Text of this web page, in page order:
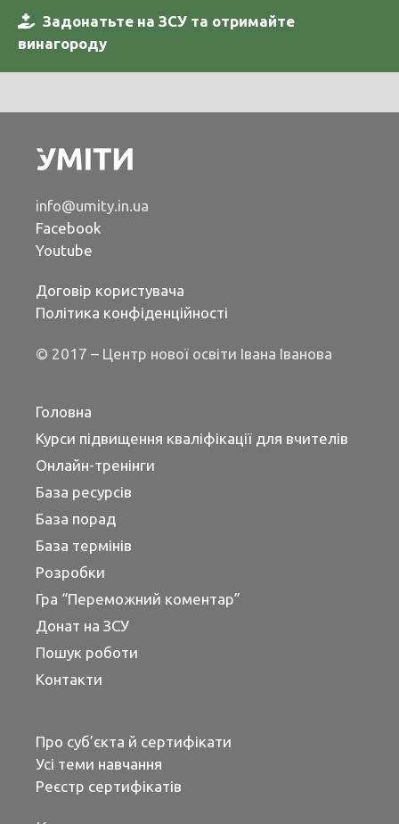
Задонатьте на ЗСУ та отримайте
винагороду
info@umity.in.ua
Facebook
Youtube
Договір користувача
Політика конфіденційності
© 2017 – Центр нової освіти Івана Іванова
Головна
Курси підвищення кваліфікації для вчителів
Онлайн-тренінги
База ресурсів
База порад
База термінів
Розробки
Гра “Переможний коментар”
Донат на ЗСУ
Пошук роботи
Контакти
Про суб’єкта й сертифікати
Усі теми навчання
Реєстр сертифікатів